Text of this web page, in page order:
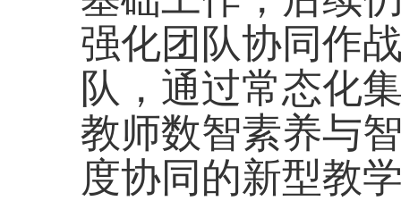
强化团队协同作
队，通过常态化
教师数智素养与
度协同的新型教